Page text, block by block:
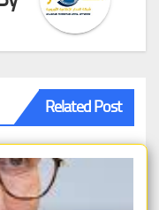
Related Post